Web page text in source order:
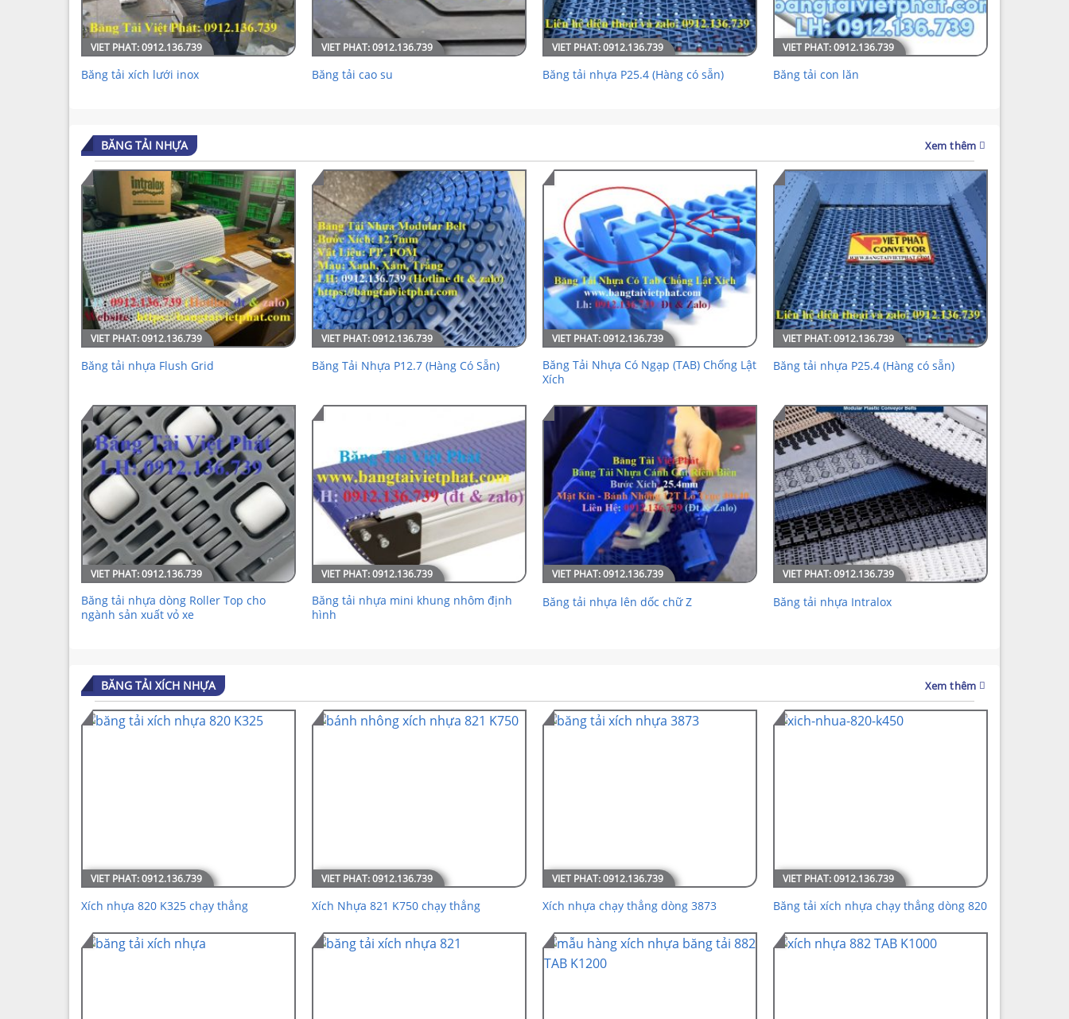
Băng tải xích lưới inox Băng tải cao su Băng tải nhựa P25.4 (Hàng có sẵn) Băng tải con lăn
BĂNG TẢI NHỰA Xem thêm
Băng tải nhựa Flush Grid Băng Tải Nhựa P12.7 (Hàng Có Sẵn)
Băng Tải Nhựa Có Ngạp (TAB) Chống Lật
Xích
Băng tải nhựa P25.4 (Hàng có sẵn)
Băng tải nhựa dòng Roller Top cho
ngành sản xuất vỏ xe
Băng tải nhựa mini khung nhôm định
hình
Băng tải nhựa lên dốc chữ Z Băng tải nhựa Intralox
BĂNG TẢI XÍCH NHỰA Xem thêm
Xích nhựa 820 K325 chạy thẳng Xích Nhựa 821 K750 chạy thẳng Xích nhựa chạy thẳng dòng 3873 Băng tải xích nhựa chạy thẳng dòng 820